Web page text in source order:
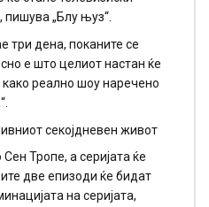
пишува „Блу њуз“.
три дена, поканите се
е што целиот настан ќе
реално шоу наречено
секојдневен живот
Тропе, а серијата ќе
две епизоди ќе бидат
на серијата,